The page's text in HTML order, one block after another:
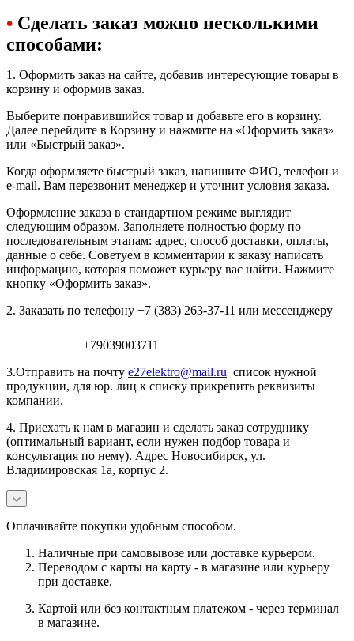
• Сделать заказ можно несколькими
способами:
1. Оформить заказ на сайте, добавив интересующие товары в
корзину и оформив заказ.
Выберите понравившийся товар и добавьте его в корзину.
Далее перейдите в Корзину и нажмите на «Оформить заказ»
или «Быстрый заказ».
Когда оформляете быстрый заказ, напишите ФИО, телефон и
e-mail. Вам перезвонит менеджер и уточнит условия заказа.
Оформление заказа в стандартном режиме выглядит
следующим образом. Заполняете полностью форму по
последовательным этапам: адрес, способ доставки, оплаты,
данные о себе. Советуем в комментарии к заказу написать
информацию, которая поможет курьеру вас найти. Нажмите
кнопку «Оформить заказ».
2. Заказать по телефону +7 (383) 263-37-11 или мессенджеру
+79039003711
3.Отправить на почту e27elektro@mail.ru список нужной
продукции, для юр. лиц к списку прикрепить реквизиты
компании.
4. Приехать к нам в магазин и сделать заказ сотруднику
(оптимальный вариант, если нужен подбор товара и
консультация по нему). Адрес Новосибирск, ул.
Владимировская 1а, корпус 2.
Оплачивайте покупки удобным способом.
Наличные при самовывозе или доставке курьером.
Переводом с карты на карту - в магазине или курьеру
при доставке.
Картой или без контактным платежом - через терминал
в магазине.